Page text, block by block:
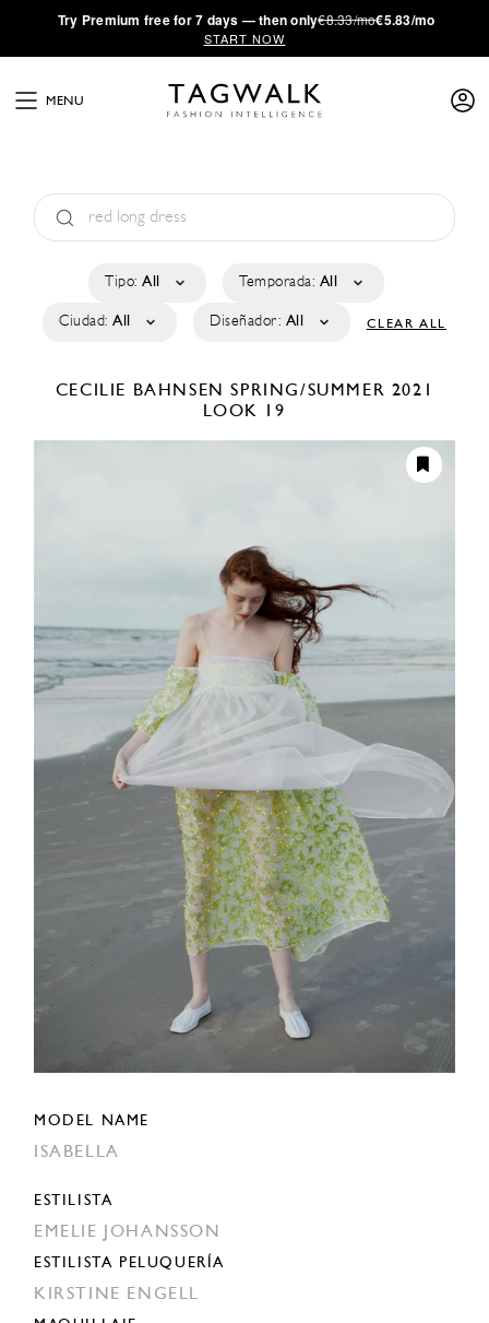
·Try Premium free for 7 days — then only€8.33/mo€5.83/mo
START NOW
MENU
Tipo: All Temporada: All
Ciudad: All Diseñador: All CLEAR ALL
CECILIE BAHNSENSPRING/SUMMER 2021
LOOK 19
MODEL NAME
ISABELLA
ESTILISTA
EMELIE JOHANSSON
ESTILISTA PELUQUERÍA
KIRSTINE ENGELL